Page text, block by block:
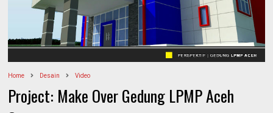
Home Desain Video
Project: Make Over Gedung LPMP Aceh